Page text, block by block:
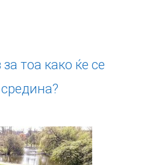
тоа како ќе се